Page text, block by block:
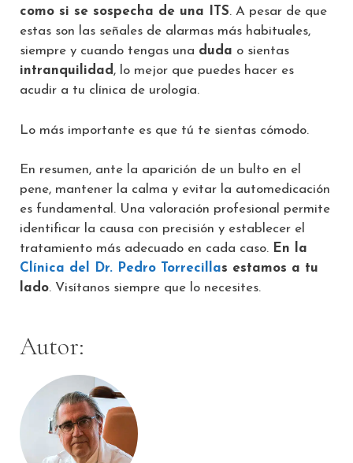
como si se sospecha de una ITS. A pesar de que
estas son las señales de alarmas más habituales,
siempre y cuando tengas una duda o sientas
intranquilidad , lo mejor que puedes hacer es
acudir a tu clínica de urología.
Lo más importante es que tú te sientas cómodo.
En resumen, ante la aparición de un bulto en el
pene, mantener la calma y evitar la automedicación
es fundamental. Una valoración profesional permite
identificar la causa con precisión y establecer el
tratamiento más adecuado en cada caso. En la
Clínica del Dr. Pedro Torrecillas estamos a tu
lado. Visítanos siempre que lo necesites.
Autor: